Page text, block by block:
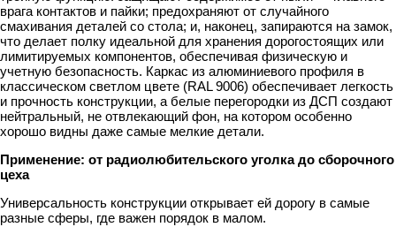
врага контактов и пайки; предохраняют от случайного
смахивания деталей со стола; и, наконец, запираются на замок,
что делает полку идеальной для хранения дорогостоящих или
лимитируемых компонентов, обеспечивая физическую и
учетную безопасность. Каркас из алюминиевого профиля в
классическом светлом цвете (RAL 9006) обеспечивает легкость
и прочность конструкции, а белые перегородки из ДСП создают
нейтральный, не отвлекающий фон, на котором особенно
хорошо видны даже самые мелкие детали.
Применение: от радиолюбительского уголка до сборочного
цеха
Универсальность конструкции открывает ей дорогу в самые
разные сферы, где важен порядок в малом.